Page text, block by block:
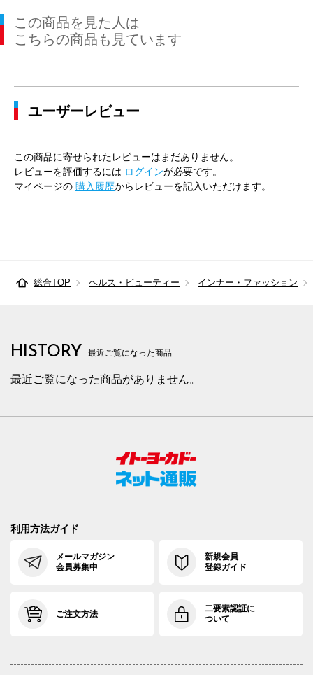
この商品を見た人は
こちらの商品も見ています
ユーザーレビュー
この商品に寄せられたレビューはまだありません。
レビューを評価するには ログインが必要です。
マイページの 購入履歴からレビューを記入いただけます。
総合TOP ヘルス・ビューティー インナー・ファッション
HISTORY 最近ご覧になった商品
最近ご覧になった商品がありません。
利用方法ガイド
メールマガジン
会員募集中
新規会員
登録ガイド
ご注文方法
二要素認証に
ついて